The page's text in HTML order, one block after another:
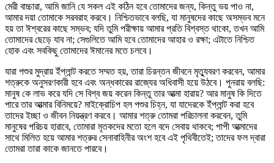
মেরী বাচ্চারা, আমি জানি যে সকল এই কঠিন হবে তোমাদের জন্য, কিন্তু ভয় পাও না,
আমার দয়া তোমাকে সরবরাহ করবে। নিশ্চিতভাবে বলছি, যা মানুষদের কাছে অসম্ভব মনে
হয় তা ঈশ্বরের কাছে সম্ভব; যদি তুমি পরীক্ষায় আমার প্রতি বিশ্বস্ত থাকো, তখন আমি
তোমাদের ছেড়ে যাব না; সেগুলিতে আমি হবে তোমাদের আহার ও রক্ষা; এটাতে নিশ্চিত
হোক এবং সবকিছু তোমাদের ঈমানের মতে চলবে।
যারা পশুর মুদ্রায় ইঁপ্লান্ট করতে সম্মত হয়, তারা চিরন্তন জীবনে মৃত্যুবরণ করবেন, আমার
শত্রুকে অনুসরণকারী হবে এবং অন্ধকারের রাজ্যের অধিবাসী হয়ে উঠবে। পুনরায় বলছি:
মানুষ কে লাভ করে যদি সে বিশ্ব জয় করেন কিন্তু তার আত্মা হারায়? আর মানুষ কি দিতে
পারে তার আত্মার বিনিময়ে? মাইক্রোচিপ হল পশুর চিহ্ন, যা যাদেরকে ইঁপ্লান্ট করা হবে
তাদের ইচ্ছা ও জীবন নিয়ন্ত্রণ করবে। আমার শত্রু তোমরা পরিচালনা করবেন, তুমি
মানুষের পরিচয় হারাবে, তোমারা মৃতকদের মতো হলে বদে সেবায় থাকবে; পাপী আত্মাদের
সাথে মিলিত হয়ে আমার শত্রুর সেনাবাহিনীর অংশ হবে এই পৃথিবীতেই; তাদের ফল দ্বারা
তোমরা তারা কাকে জানতে পারবে।